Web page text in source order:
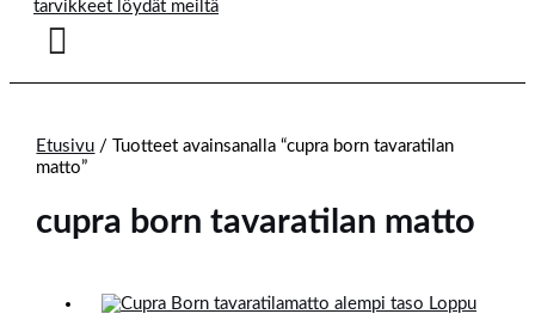
Etusivu / Tuotteet avainsanalla “cupra born tavaratilan
matto”
cupra born tavaratilan matto
Loppu